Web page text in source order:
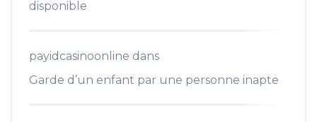
disponible
payidcasinoonline dans
Garde d’un enfant par une personne inapte